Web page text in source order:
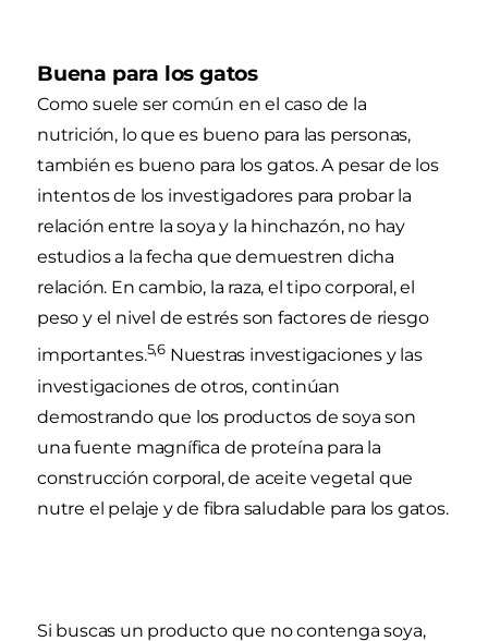
Buena para los gatos
Como suele ser común en el caso de la
nutrición, lo que es bueno para las personas,
también es bueno para los gatos. A pesar de los
intentos de los investigadores para probar la
relación entre la soya y la hinchazón, no hay
estudios a la fecha que demuestren dicha
relación. En cambio, la raza, el tipo corporal, el
peso y el nivel de estrés son factores de riesgo
importantes.5,6 Nuestras investigaciones y las
investigaciones de otros, continúan
demostrando que los productos de soya son
una fuente magnífica de proteína para la
construcción corporal, de aceite vegetal que
nutre el pelaje y de fibra saludable para los gatos.
Si buscas un producto que no contenga soya,